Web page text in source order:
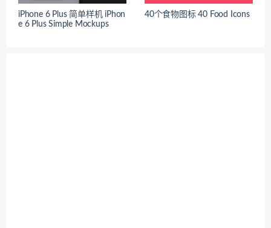
iPhone 6 Plus 简单样机 iPhon
e 6 Plus Simple Mockups
40个食物图标 40 Food Icons